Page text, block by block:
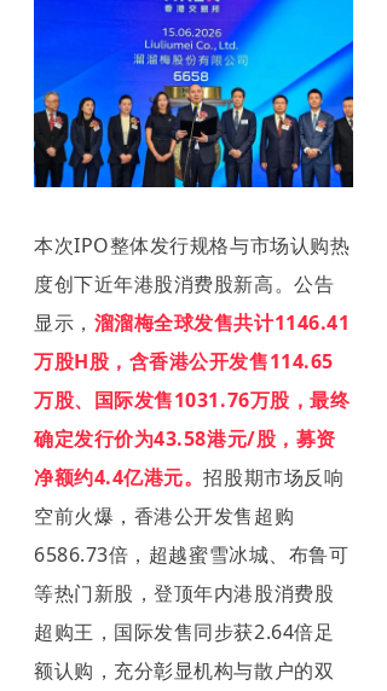
本次IPO整体发行规格与市场认购热
度创下近年港股消费股新高。公告
显示， 溜溜梅全球发售共计1146.41
万股H股，含香港公开发售114.65
万股、国际发售1031.76万股，最终
确定发行价为43.58港元/股，募资
净额约4.4亿港元。招股期市场反响
空前火爆，香港公开发售超购
6586.73倍，超越蜜雪冰城、布鲁可
等热门新股，登顶年内港股消费股
超购王，国际发售同步获2.64倍足
额认购，充分彰显机构与散户的双